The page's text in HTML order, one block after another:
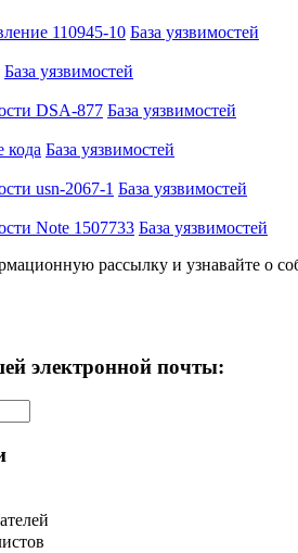
110945-10 База уязвимостей
База уязвимостей
DSA-877 База уязвимостей
кода База уязвимостей
usn-2067-1 База уязвимостей
Note 1507733 База уязвимостей
рассылку и узнавайте о
электронной почты: